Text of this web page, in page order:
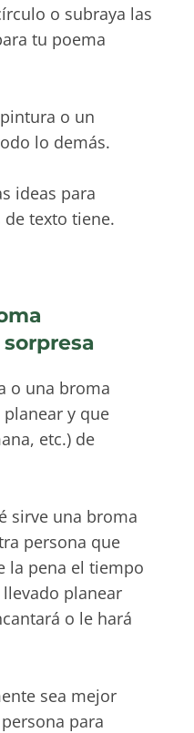
o subraya las
tu poema
o un
lo demás.
ideas para
texto tiene.
o una broma
y que
etc.) de
sirve una broma
persona que
la pena el tiempo
planear
o le hará
sea mejor
para